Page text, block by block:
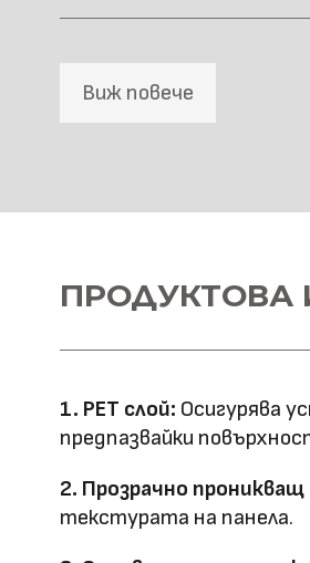
Метод на
Виж повече
напречно сечение
технология
1. PET слой: Осигурява
предпазвайки
2. Прозрачно
текстурата на панела.